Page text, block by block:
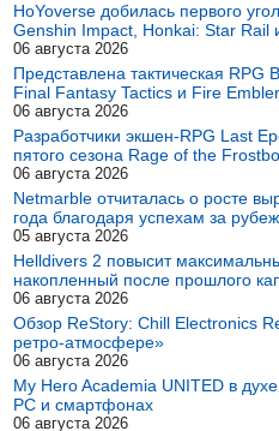
HoYoverse добилась первого
Genshin Impact, Honkai: Star Rail
06 августа 2026
Представлена тактическая RPG
Final Fantasy Tactics и Fire
06 августа 2026
Разработчики экшен-RPG Last
пятого сезона Rage of the
06 августа 2026
Netmarble отчиталась о росте
года благодаря успехам за
05 августа 2026
Helldivers 2 повысит
накопленный после прошлого
06 августа 2026
Обзор ReStory: Chill Electronics
ретро-атмосфере»
06 августа 2026
My Hero Academia UNITED в
PC и смартфонах
06 августа 2026